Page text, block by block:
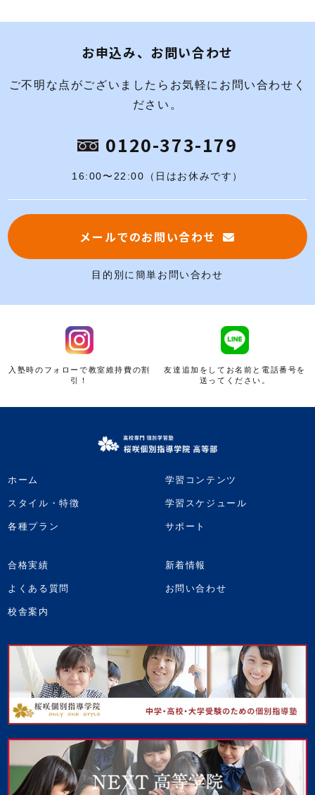
お申込み、お問い合わせ
ご不明な点がございましたらお気軽にお問い合わせく
ださい。
0120-373-179
16:00〜22:00（日はお休みです）
メールでのお問い合わせ
目的別に簡単お問い合わせ
入塾時のフォローで教室維持費の割
引！
友達追加をしてお名前と電話番号を
送ってください。
ホーム
スタイル・特徴
各種プラン
学習コンテンツ
学習スケジュール
サポート
合格実績
よくある質問
校舎案内
新着情報
お問い合わせ